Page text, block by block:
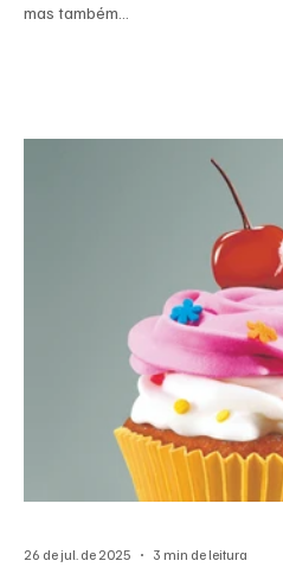
mas também...
26 de jul. de 2025 3 min de leitura